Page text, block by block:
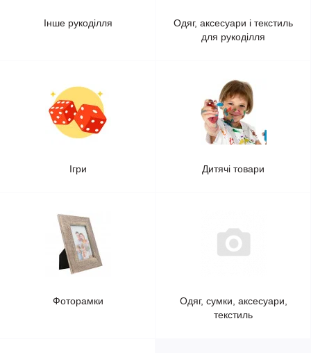
Інше рукоділля
Одяг, аксесуари і текстиль
для рукоділля
Ігри Дитячі товари
Фоторамки
Одяг, сумки, аксесуари,
текстиль